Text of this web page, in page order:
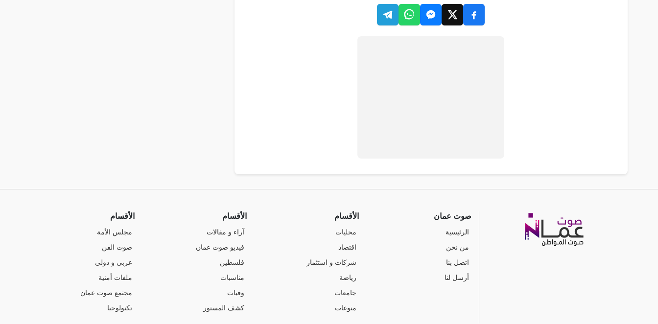
صوت عمان
الرئيسية
من نحن
اتصل بنا
أرسل لنا
الأقسام
محليات
اقتصاد
شركات و استثمار
رياضة
جامعات
منوعات
الأقسام
آراء و مقالات
فيديو صوت عمان
فلسطين
مناسبات
وفيات
كشف المستور
الأقسام
مجلس الأمة
صوت الفن
عربي و دولي
ملفات أمنية
مجتمع صوت عمان
تكنولوجيا